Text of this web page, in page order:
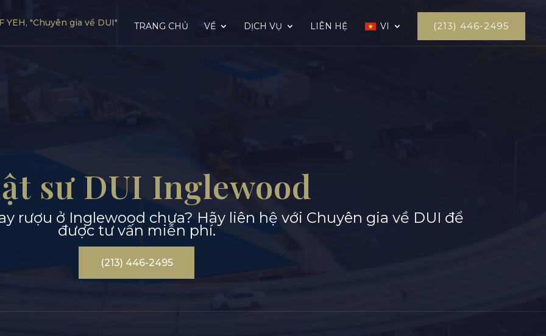
TRANG CHỦ VỀ DỊCH VỤ LIÊN HỆ VI (213) 446-2495
sư DUI Inglewood
rượu ở Inglewood chưa? Hãy liên hệ với Chuyên gia về DUI để
được tư vấn miễn phí.
(213) 446-2495